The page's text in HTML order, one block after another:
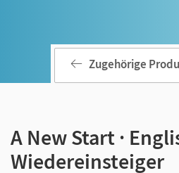
Zugehörige
A New Start ·
Wiedereinsteiger